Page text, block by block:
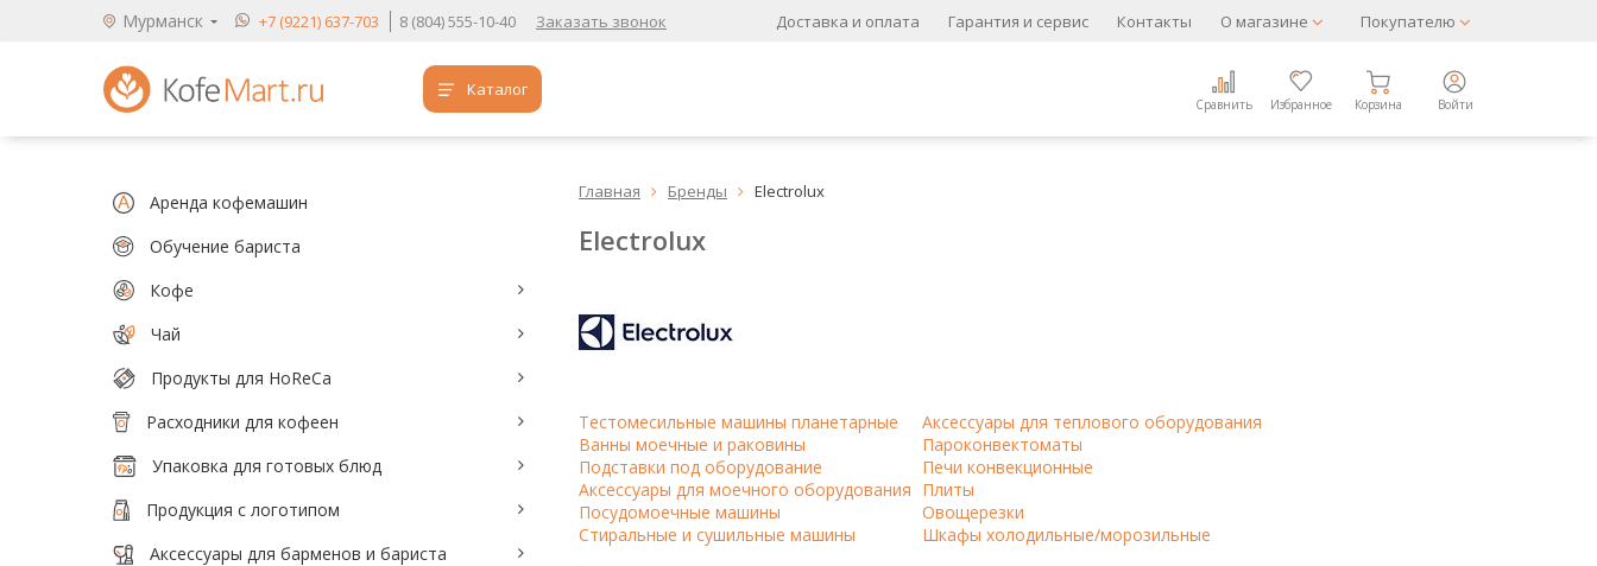
Мурманск +7 (9221) 637-703 8 (804) 555-10-40 Заказать звонок Доставка и оплата Гарантия и сервис Контакты О магазине Покупателю
Каталог
Сравнить Избранное Корзина Войти
Обучение бариста
Кофе
Чай
Продукты для HoReCa
Расходники для кофеен
Упаковка для готовых блюд
Кофе в зернах свежей обжарки
Кофе в зернах хит
Кофе в зернах свежей обжарки
Главная  Бренды  Electrolux
Electrolux
Тестомесильные машины планетарные
Ванны моечные и раковины
Подставки под оборудование
Аксессуары для моечного оборудования
Посудомоечные машины
Стиральные и сушильные машины
Аксессуары для теплового оборудования
Пароконвектоматы
Печи конвекционные
Плиты
Овощерезки
Шкафы холодильные/морозильные
Аренда кофемашин
Обучение бариста
Кофе
Чай
Продукты для HoReCa
Расходники для кофеен
Упаковка для готовых блюд
Продукция с логотипом
Аксессуары для барменов и бариста